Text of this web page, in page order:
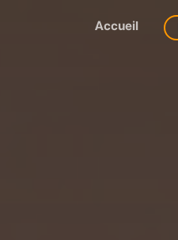
Accueil